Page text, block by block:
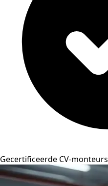
Gecertificeerde CV-monteurs